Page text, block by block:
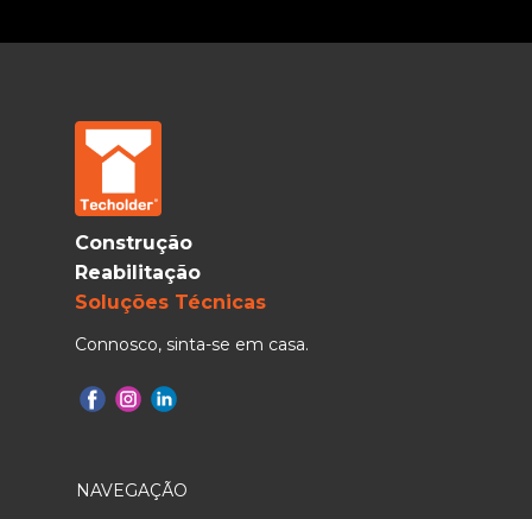
Construção
Reabilitação
Soluções Técnicas
Connosco, sinta-se em casa.
NAVEGAÇÃO